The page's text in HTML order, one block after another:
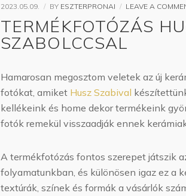
2023.05.09. BY ESZTERPRONAI LEAVE A
TERMÉKFOTÓZÁS
SZABOLCCSAL
Hamarosan megosztom veletek az új
fotókat, amiket Husz Szabival
kellékeink és home dekor termékeink
fotók remekül visszaadják ennek
A termékfotózás fontos szerepet játszik
folyamatunkban, és különösen igaz ez a
textúrák, színek és formák a vásárlók